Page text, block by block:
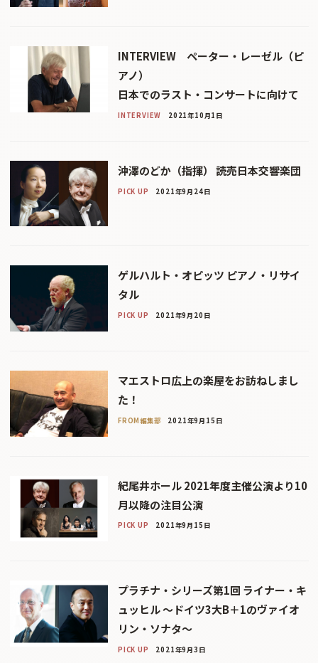
INTERVIEW ペーター・レーゼル（ピ
アノ）
日本でのラスト・コンサートに向けて
INTERVIEW 2021年10月1日
沖澤のどか（指揮） 読売日本交響楽団
PICK UP 2021年9月24日
ゲルハルト・オピッツ ピアノ・リサイ
タル
PICK UP 2021年9月20日
マエストロ広上の楽屋をお訪ねしまし
た！
FROM編集部 2021年9月15日
紀尾井ホール 2021年度主催公演より10
月以降の注目公演
PICK UP 2021年9月15日
プラチナ・シリーズ第1回 ライナー・キ
ュッヒル 〜ドイツ3大B＋1のヴァイオ
リン・ソナタ〜
PICK UP 2021年9月3日